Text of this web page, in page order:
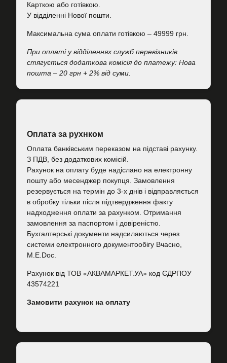
Карткою або готівкою.
У відділенні Нової пошти.
Максимальна сума оплати готівкою – 49999 грн.
При оплаті у відділеннях служб перевізників
стягується додаткова комісія до платежу: Нова
пошта – 20 грн + 2% від суми.
Оплата за рухнком
Оплата банківським переказом на підставі рахунку.
З ПДВ, без додаткових комісій.
Рахунок на оплату буде надіслано на електронну
пошту або месенджер покупця. Замовлення
резервується на термін до 3-х днів і відправляється
в обробку тільки після підтвердження факту
надходження оплати за рахунком. Отримання
замовлення за паспортом і довіреністю.
Бухгалтерські документи надсилаються через
системи електронного документообігу Вчасно,
M.E.Doc.
Рахунок від ТОВ «АКВАМАРКЕТ.УА» код ЄДРПОУ
43574221
Замовити рахунок на оплату